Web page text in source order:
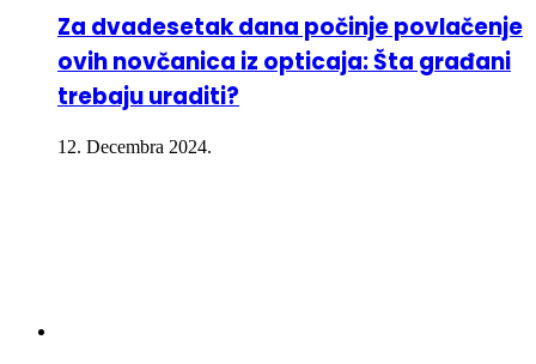
Za dvadesetak dana počinje povlačenje
ovih novčanica iz opticaja: Šta građani
trebaju uraditi?
12. Decembra 2024.